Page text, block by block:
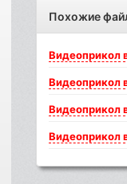
Похожие
Видеоприкол
Видеоприкол
Видеоприкол
Видеоприкол